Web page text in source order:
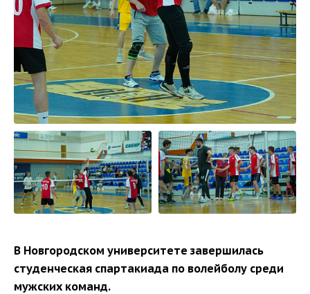
В Новгородском университете завершилась
студенческая спартакиада по волейболу среди
мужских команд.